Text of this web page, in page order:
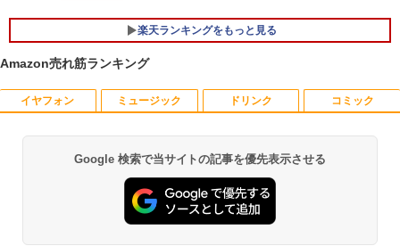
カラー 14型 薄型 軽量 初心者 学習向け P
C ピンク シルバー 最短当日出荷
￥29,800
済 Webカメラ zoom 15.6型 テンキー付 I
ntel メモリ8GB16GB SSD256GB/512G
B フルHD液晶 大容量バッテリー Wi-Fi
テレワーク応援 在宅勤務 学生向け
IODATA アイ・オー・データ LCD-AH19
1EDB ブラック 18.5型ワイド液晶ディス
プレイ LCDAH191EDB
￥16,266
楽天ランキングをもっと見る
Amazon売れ筋ランキング
イヤフォン
Anker Soundcore P42i (Bluetooth 6.1)【完
全ワイヤレスイヤホン/ウルトラノイズキャン
セリング 3.5 / マルチポイント接続 / 最大40時
間再生 / コンパクト形状/持ち運びに便利 / IP5
5 防塵防水位規格/PSE技術基準適合】パープ
ミュージック
BRUCE WAYNE feat. Flo Milli, ATL Jacob
[Explicit]
￥250
ドリンク
by Amazon 天然水 ラベルレス 500ml ×24本
富士山の天然水 バナジウム含有 水 ミネラル
ウォーター ペットボトル 静岡県産 500ミリリ
ットル (Smart Basic)
￥1,380
コミック
薬屋のひとりごと 17巻 (デジタル版ビッグガ
ンガンコミックス)
￥770
Google 検索で当サイトの記事を優先表示させる